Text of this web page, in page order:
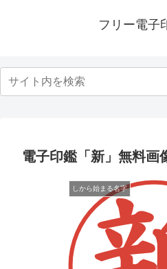
フリー電子
電子印鑑「新」無料画
しから始まる名字